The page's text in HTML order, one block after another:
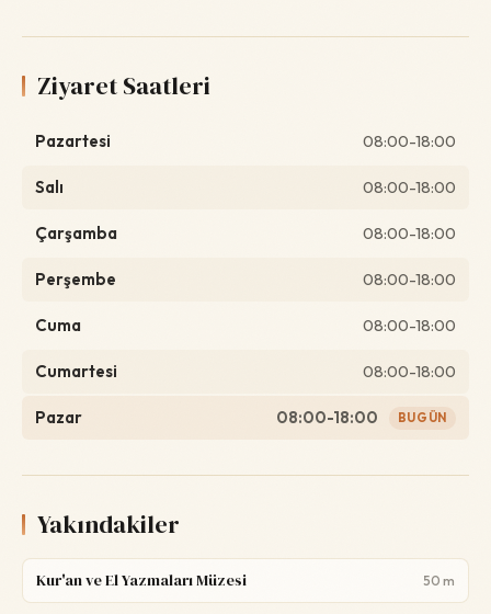
Ziyaret Saatleri
Pazartesi 08:00-18:00
Salı 08:00-18:00
Çarşamba 08:00-18:00
Perşembe 08:00-18:00
Cuma 08:00-18:00
Cumartesi 08:00-18:00
Pazar 08:00-18:00 BUGÜN
Yakındakiler
Kur'an ve El Yazmaları Müzesi 50 m